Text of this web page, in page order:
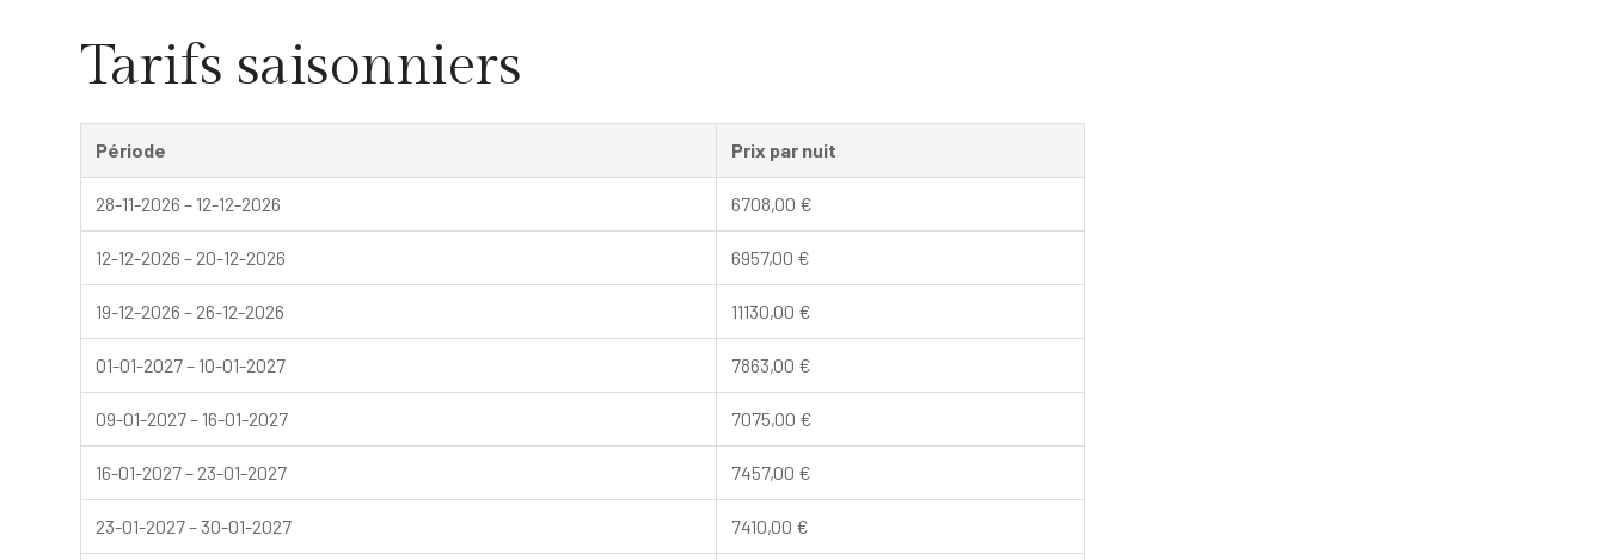
Tarifs saisonniers
Période Prix par nuit
28-11-2026 – 12-12-2026 6708,00 €
12-12-2026 – 20-12-2026 6957,00 €
19-12-2026 – 26-12-2026 11130,00 €
01-01-2027 – 10-01-2027 7863,00 €
09-01-2027 – 16-01-2027 7075,00 €
16-01-2027 – 23-01-2027 7457,00 €
23-01-2027 – 30-01-2027 7410,00 €